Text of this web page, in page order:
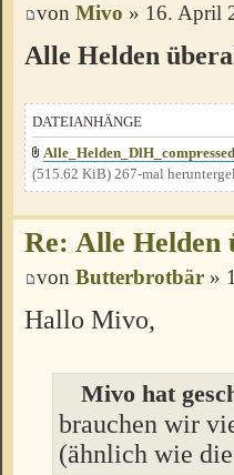
von Mivo » 16. April
Alle Helden
DATEIANHÄNGE
(515.62 KiB) 267-mal
Re: Alle Helden
von Butterbrotbär »
Hallo Mivo,
Mivo hat
brauchen wir
(ähnlich wie